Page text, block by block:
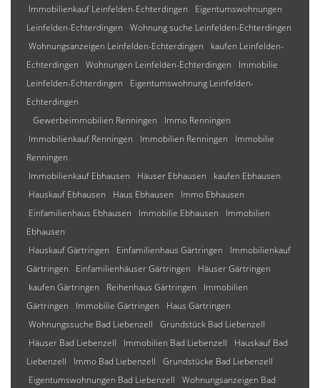
Immobilienkauf Leinfelden-Echterdingen
Eigentumswohnungen
Leinfelden-Echterdingen
Wohnung suche Leinfelden-Echterdingen
Wohnungsanzeigen Leinfelden-Echterdingen
kaufen Leinfelden-
Echterdingen
Wohnungen Leinfelden-Echterdingen
Immobilie
Leinfelden-Echterdingen
Eigentumswohnung Leinfelden-
Echterdingen
Gewerbeimmobilien Renningen
Immo Renningen
Immobilienkauf Renningen
Immobilien Renningen
Immobilie
Renningen
Immobilienkauf Ebhausen
Häuser Ebhausen
kaufen Ebhausen
Hauskauf Ebhausen
Haus Ebhausen
Immo Ebhausen
Einfamilienhaus Ebhausen
Immobilie Ebhausen
Immobilien
Ebhausen
Hauskauf Gärtringen
Einfamilienhaus Gärtringen
Immobilienkauf
Gärtringen
Einfamilienhäuser Gärtringen
Häuser Gärtringen
kaufen Gärtringen
Reihenhaus Gärtringen
Immobilien
Gärtringen
Immobilie Gärtringen
Haus Gärtringen
Wohnungssuche Bad Liebenzell
Grundstück Bad Liebenzell
Häuser Bad Liebenzell
Immobilien Bad Liebenzell
Hauskauf Bad
Liebenzell
Immo Bad Liebenzell
Grundstücke Bad Liebenzell
Eigentumswohnungen Bad Liebenzell
Wohnungsanzeigen Bad